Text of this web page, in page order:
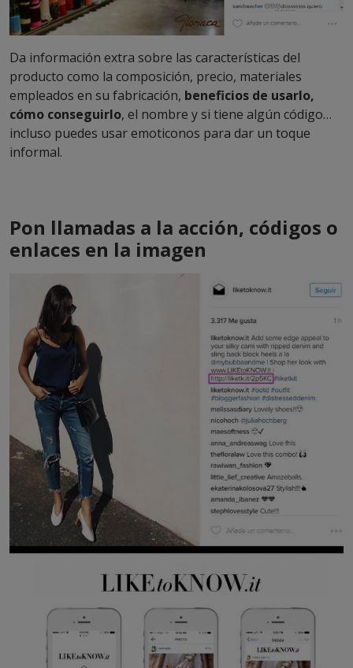
Da información extra sobre las características del
producto como la composición, precio, materiales
empleados en su fabricación, beneficios de usarlo,
cómo conseguirlo, el nombre y si tiene algún código…
incluso puedes usar emoticonos para dar un toque
informal.
Pon llamadas a la acción, códigos o
enlaces en la imagen